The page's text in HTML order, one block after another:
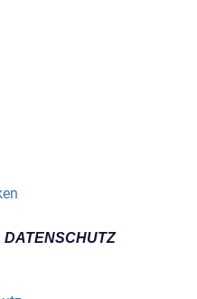
DATENSCHUTZ